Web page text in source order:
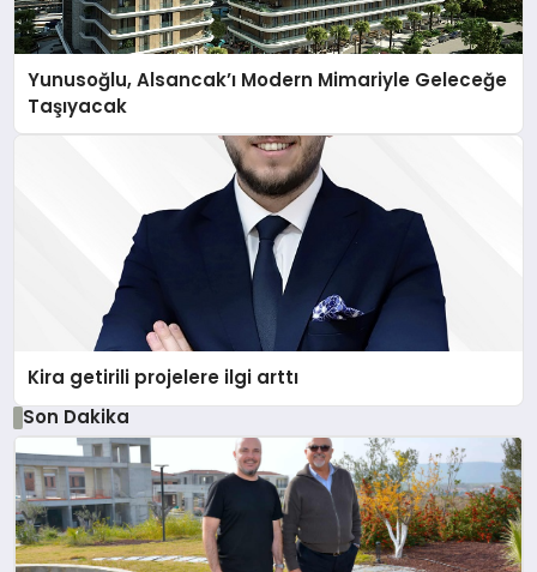
Yunusoğlu, Alsancak’ı Modern Mimariyle Geleceğe
Taşıyacak
Kira getirili projelere ilgi arttı
Son Dakika